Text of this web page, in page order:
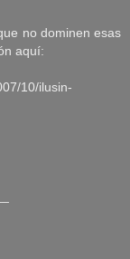
no dominen esas
aquí:
10/ilusin-